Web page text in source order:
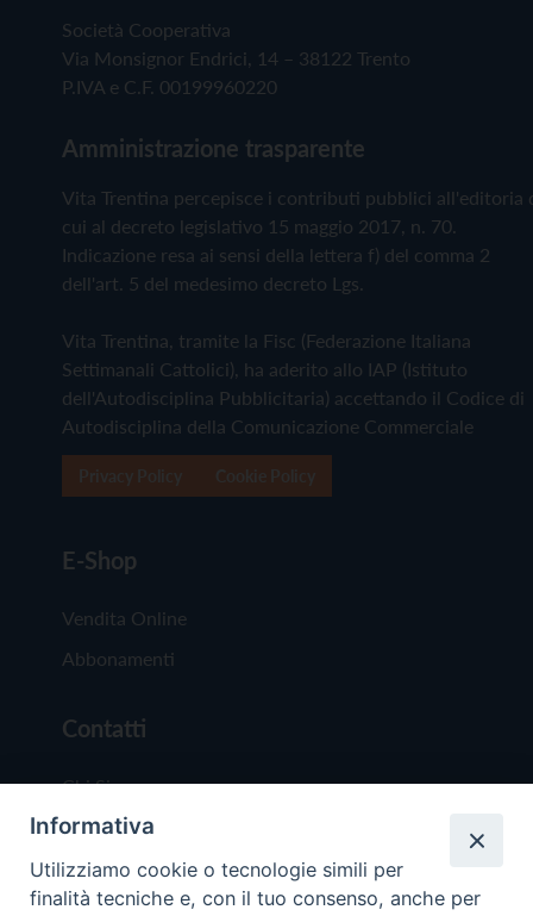
Società Cooperativa
Via Monsignor Endrici, 14 – 38122 Trento
P.IVA e C.F. 00199960220
Amministrazione trasparente
Vita Trentina percepisce i contributi pubblici all'editoria
cui al decreto legislativo 15 maggio 2017, n. 70.
Indicazione resa ai sensi della lettera f) del comma 2
dell'art. 5 del medesimo decreto Lgs.
Vita Trentina, tramite la Fisc (Federazione Italiana
Settimanali Cattolici), ha aderito allo IAP (Istituto
dell'Autodisciplina Pubblicitaria) accettando il Codice di
Autodisciplina della Comunicazione Commerciale
E-Shop
Vendita Online
Abbonamenti
Contatti
Chi Siamo
Redazione
Scrivici
Informativa
Utilizziamo cookie o tecnologie simili per
finalità tecniche e, con il tuo consenso, anche per